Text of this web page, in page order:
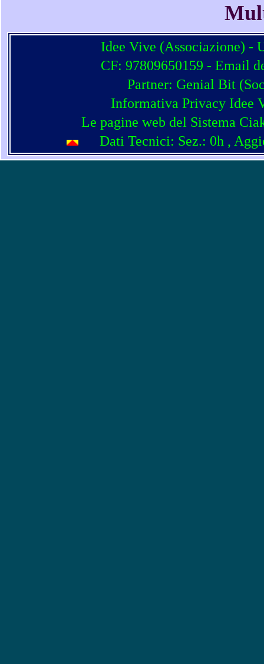
Idee Vive (Associazione) -
CF: 97809650159 - Email
Partner: Genial Bit (
Informativa Privacy Idee
Le pagine web del Sistema
Dati Tecnici: Sez.: 0h ,